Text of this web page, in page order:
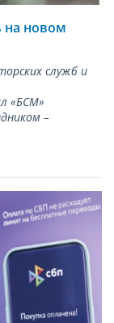
на новом
служб и
«БСМ»
–